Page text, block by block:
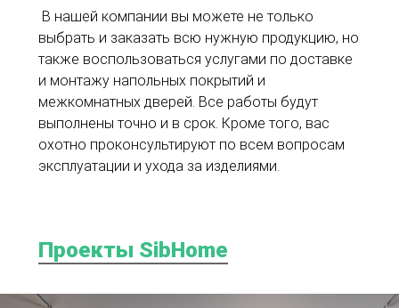
В нашей компании вы можете не только
выбрать и заказать всю нужную продукцию, но
также воспользоваться услугами по доставке
и монтажу напольных покрытий и
межкомнатных дверей. Все работы будут
выполнены точно и в срок. Кроме того, вас
охотно проконсультируют по всем вопросам
эксплуатации и ухода за изделиями.
Проекты SibHome